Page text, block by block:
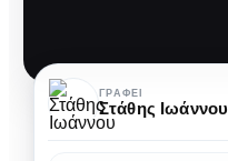
Series
ΓΡΆΦΕΙ
Στάθης Ιωάννου